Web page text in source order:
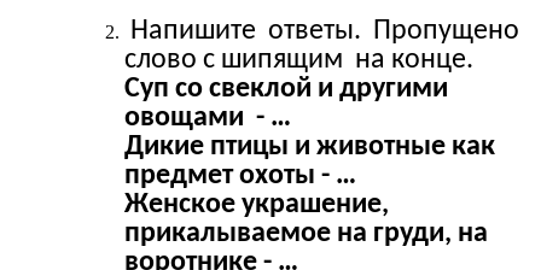
Напишите ответы. Пропущено
слово с шипящим на конце.
Суп со свеклой и другими
овощами - …
Дикие птицы и животные как
предмет охоты - …
Женское украшение,
прикалываемое на груди, на
воротнике - …